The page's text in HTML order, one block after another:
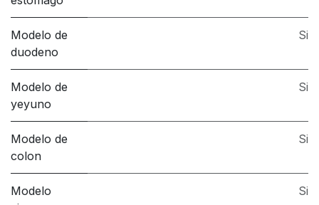
Modelo de
duodeno
Si
Modelo de
yeyuno
Si
Modelo de
colon
Si
Modelo
Si